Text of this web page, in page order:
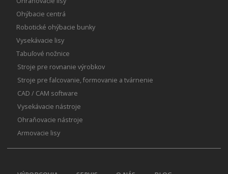
Ohýbacie centrá
Robotické ohýbacie bunky
Vysekávacie lisy
Tabuľové nožnice
Stroje pre rovnanie výrobkov
Stroje pre falcovanie, formovanie a tvárnenie
CAD / CAM software
Vysekávacie nástroje
Ohraňovacie nástroje
Armovacie lisy